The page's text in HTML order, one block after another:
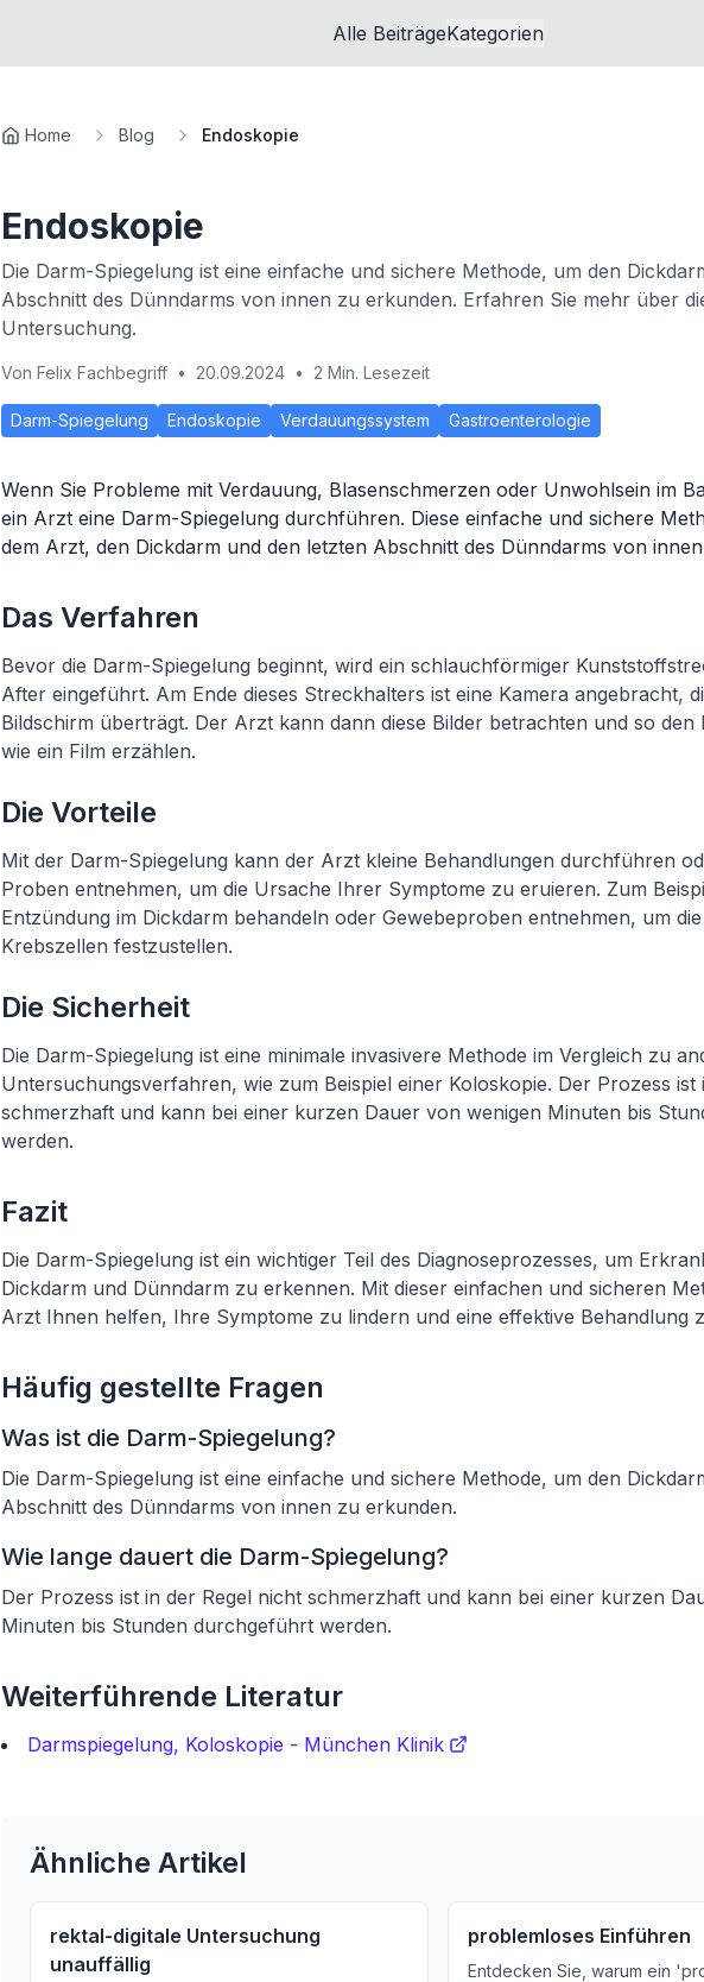
Alle BeiträgeKategorien
Home Blog Endoskopie
Endoskopie
Die Darm-Spiegelung ist eine einfache und sichere Methode, um den
Abschnitt des Dünndarms von innen zu erkunden. Erfahren Sie mehr über
Untersuchung.
Von Felix Fachbegriff • 20.09.2024 • 2 Min. Lesezeit
Darm-Spiegelung Endoskopie Verdauungssystem Gastroenterologie
Wenn Sie Probleme mit Verdauung, Blasenschmerzen oder Unwohlsein im
ein Arzt eine Darm-Spiegelung durchführen. Diese einfache und sichere
dem Arzt, den Dickdarm und den letzten Abschnitt des Dünndarms von
Das Verfahren
Bevor die Darm-Spiegelung beginnt, wird ein schlauchförmiger
After eingeführt. Am Ende dieses Streckhalters ist eine Kamera angebracht,
Bildschirm überträgt. Der Arzt kann dann diese Bilder betrachten und so den
wie ein Film erzählen.
Die Vorteile
Mit der Darm-Spiegelung kann der Arzt kleine Behandlungen durchführen
Proben entnehmen, um die Ursache Ihrer Symptome zu eruieren. Zum
Entzündung im Dickdarm behandeln oder Gewebeproben entnehmen, um
Krebszellen festzustellen.
Die Sicherheit
Die Darm-Spiegelung ist eine minimale invasivere Methode im Vergleich zu
Untersuchungsverfahren, wie zum Beispiel einer Koloskopie. Der Prozess ist
schmerzhaft und kann bei einer kurzen Dauer von wenigen Minuten bis
werden.
Fazit
Die Darm-Spiegelung ist ein wichtiger Teil des Diagnoseprozesses, um
Dickdarm und Dünndarm zu erkennen. Mit dieser einfachen und sicheren
Arzt Ihnen helfen, Ihre Symptome zu lindern und eine effektive Behandlung
Häufig gestellte Fragen
Was ist die Darm-Spiegelung?
Die Darm-Spiegelung ist eine einfache und sichere Methode, um den
Abschnitt des Dünndarms von innen zu erkunden.
Wie lange dauert die Darm-Spiegelung?
Der Prozess ist in der Regel nicht schmerzhaft und kann bei einer kurzen
Minuten bis Stunden durchgeführt werden.
Weiterführende Literatur
Darmspiegelung, Koloskopie - München Klinik
Ähnliche Artikel
rektal-digitale Untersuchung
unauffällig
problemloses Einführen
Entdecken Sie, warum ein